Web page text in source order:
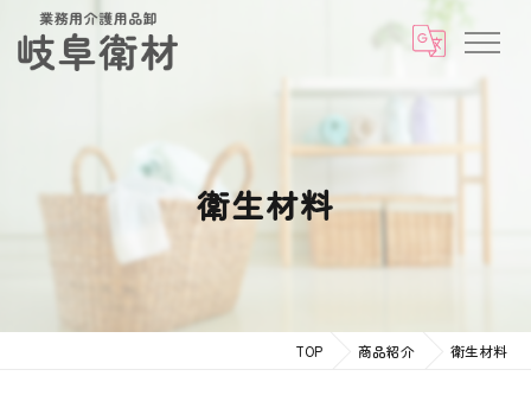
衛生材料
TOP 商品紹介 衛生材料